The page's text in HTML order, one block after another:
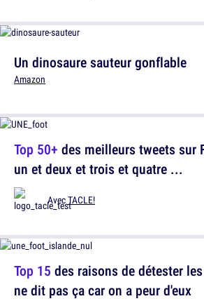
Top 15 des raisons de détester
ne dit pas ça car on a peur d'eux
Un dinosaure sauteur gonflable
Amazon
Top 50+ des meilleurs tweets sur
un et deux et trois et quatre ...
AvecTACLE!